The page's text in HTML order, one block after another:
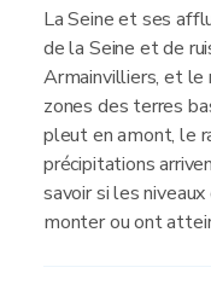
La Seine et ses
de la Seine et de
Armainvilliers, et le
zones des terres
pleut en amont, le
précipitations
savoir si les
monter ou ont